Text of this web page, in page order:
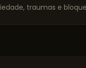
traumas e